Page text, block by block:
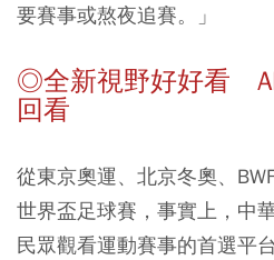
要賽事或熬夜追賽。」
◎全新視野好好看
回看
從東京奧運、北京冬奧、
世界盃足球賽，事實上，中
民眾觀看運動賽事的首選平